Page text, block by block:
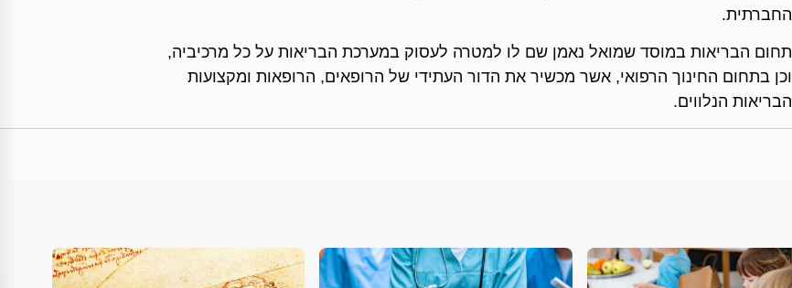
החברתית.
תחום הבריאות במוסד שמואל נאמן שם לו למטרה לעסוק במערכת הבריאות על כל מרכיביה,
וכן בתחום החינוך הרפואי, אשר מכשיר את הדור העתידי של הרופאים, הרופאות ומקצועות
הבריאות הנלווים.